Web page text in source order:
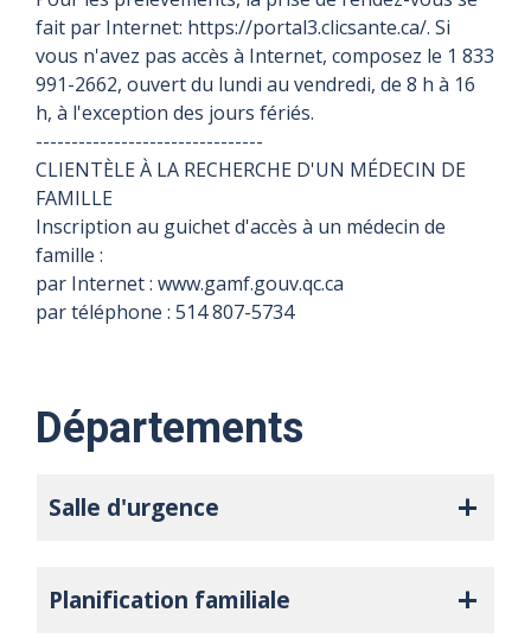
fait par Internet: https://portal3.clicsante.ca/. Si
vous n'avez pas accès à Internet, composez le 1 833
991-2662, ouvert du lundi au vendredi, de 8 h à 16
h, à l'exception des jours fériés.
--------------------------------
CLIENTÈLE À LA RECHERCHE D'UN MÉDECIN DE
FAMILLE
Inscription au guichet d'accès à un médecin de
famille :
par Internet : www.gamf.gouv.qc.ca
par téléphone : 514 807-5734
Départements
Salle d'urgence
Planification familiale